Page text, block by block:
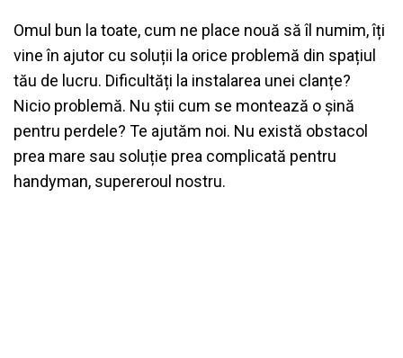
Omul bun la toate, cum ne place nouă să îl numim, îți
vine în ajutor cu soluții la orice problemă din spațiul
tău de lucru. Dificultăți la instalarea unei clanțe?
Nicio problemă. Nu știi cum se montează o șină
pentru perdele? Te ajutăm noi. Nu există obstacol
prea mare sau soluție prea complicată pentru
handyman, supereroul nostru.